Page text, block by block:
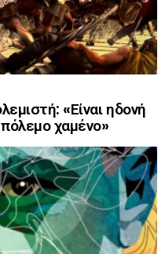
«Είναι ηδονή
πόλεμο χαμένο»